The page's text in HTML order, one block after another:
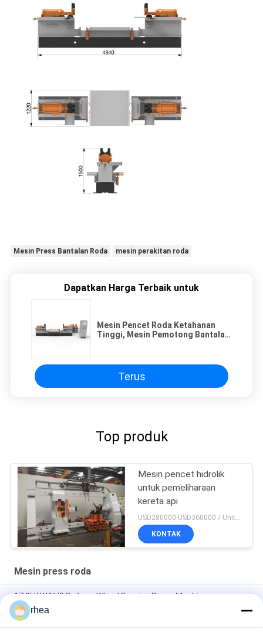
Mesin Press Bantalan Roda mesin perakitan roda
Dapatkan Harga Terbaik untuk
Mesin Pencet Roda Ketahanan
Tinggi, Mesin Pemotong Bantalan
Terus
Top produk
Mesin pencet hidrolik
untuk pemeliharaan
kereta api
USD280000-USD360000 / Unit MOQ:1
KONTAK
Mesin press roda
17.2kW WYJ2 Railway Wheel Bearing Press Machine
Tipe WYP Wheel Press Machine unit pemasangan mesin
cetak cerdas untuk bantalan bergulir mobil
rhea